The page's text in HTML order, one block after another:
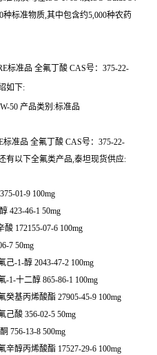
标准物质,其中包含约5,000种农药
标准品 全氟丁酸 CAS号：375-22-
如下:
50 产品类别:标准品
准品 全氟丁酸 CAS号：375-22-
有以下全氟类产品,泰坦现货供应:
01-9 100mg
423-46-1 50mg
172155-07-6 100mg
7 50mg
己-1-醇 2043-47-2 100mg
-1-十二醇 865-86-1 100mg
癸基丙烯酸酯 27905-45-9 100mg
己酸 356-02-5 50mg
756-13-8 500mg
辛醇丙烯酸酯 17527-29-6 100mg